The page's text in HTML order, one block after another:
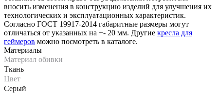
вносить изменения в конструкцию изделий для улучшения их
технологических и эксплуатационных характеристик.
Согласно ГОСТ 19917-2014 габаритные размеры могут
отличаться от указанных на +- 20 мм. Другие кресла для
геймеров можно посмотреть в каталоге.
Материалы
Материал обивки
Ткань
Цвет
Серый